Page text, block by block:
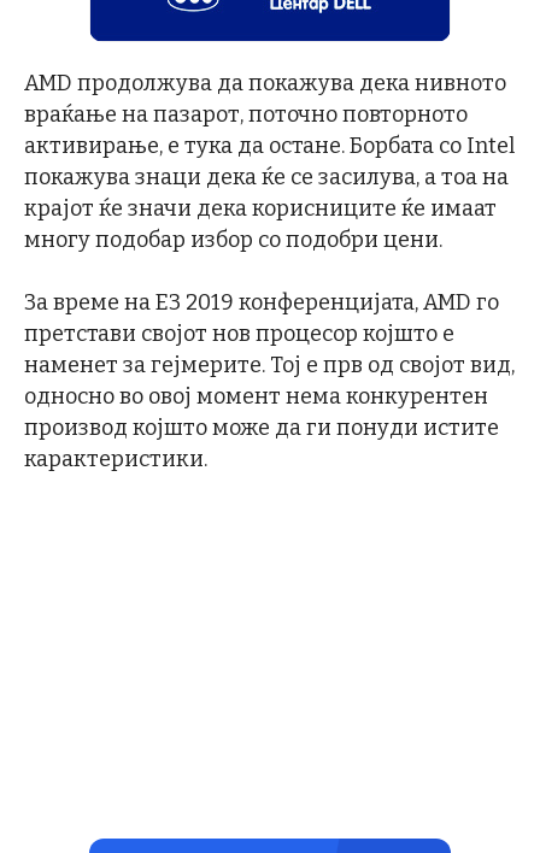
AMD продолжува да покажува дека нивното
враќање на пазарот, поточно повторното
активирање, е тука да остане. Борбата со Intel
покажува знаци дека ќе се засилува, а тоа на
крајот ќе значи дека корисниците ќе имаат
многу подобар избор со подобри цени.
За време на E3 2019 конференцијата, AMD го
претстави својот нов процесор којшто е
наменет за гејмерите. Тој е прв од својот вид,
односно во овој момент нема конкурентен
производ којшто може да ги понуди истите
карактеристики.